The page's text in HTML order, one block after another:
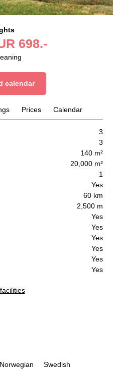
698.-
calendar
Prices Calendar
3
3
140 m²
20,000 m²
1
Yes
60 km
2,500 m
Yes
Yes
Yes
Yes
Yes
Yes
Norwegian
Swedish